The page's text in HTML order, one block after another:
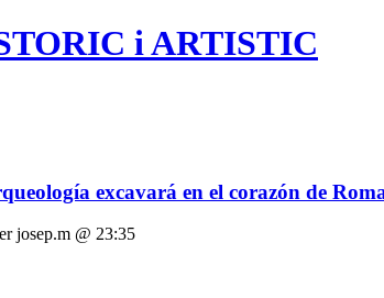
i ARTISTIC
excavará en el corazón de
josep.m @ 23:35